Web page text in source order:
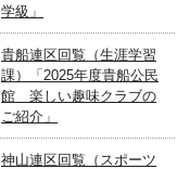
学級」
貴船連区回覧（生涯学習
課）「2025年度貴船公民
館 楽しい趣味クラブの
ご紹介」
神山連区回覧（スポーツ